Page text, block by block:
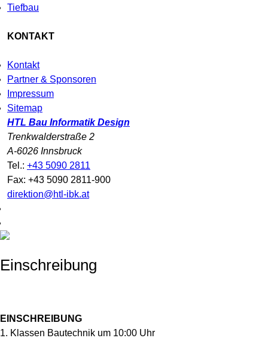
Tiefbau
KONTAKT
Kontakt
Partner & Sponsoren
Impressum
Sitemap
HTL Bau Informatik Design
Trenkwalderstraße 2
A-6026 Innsbruck
Tel.: +43 5090 2811
Fax: +43 5090 2811-900
direktion@htl-ibk.at
Einschreibung
EINSCHREIBUNG
1. Klassen Bautechnik um 10:00 Uhr